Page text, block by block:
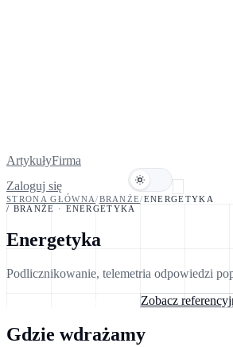
ArtykułyFirma
Zaloguj się
STRONA GŁÓWNA/BRANŻE/ENERGETYKA
/ BRANŻE · ENERGETYKA
Energetyka
Podlicznikowanie, telemetria odpowiedzi
Zobacz
Gdzie wdrażamy